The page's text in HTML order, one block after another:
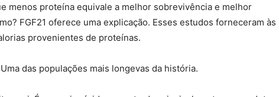
menos proteína equivale a melhor sobrevivência e melhor
FGF21 oferece uma explicação. Esses estudos forneceram às
provenientes de proteínas.
das populações mais longevas da história.